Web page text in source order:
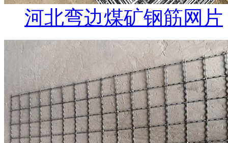
河北弯边煤矿钢筋网片